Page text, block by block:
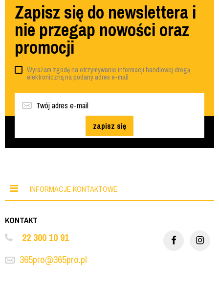
Zapisz się do newslettera i
nie przegap nowości oraz
promocji
Wyrażam zgodę na otrzymywanie informacji handlowej drogą
elektroniczną na podany adres e-mail
zapisz się
INFORMACJE KONTAKTOWE
KONTAKT
22 300 10 91
365pro@365pro.pl